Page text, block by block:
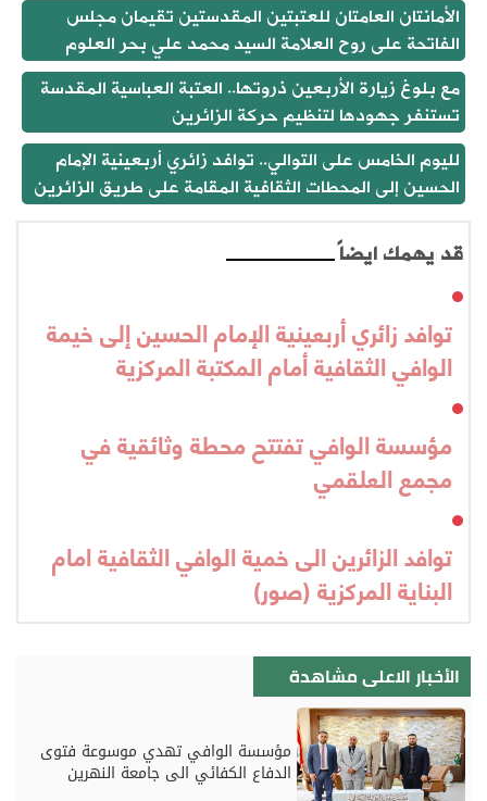
الأمانتان العامتان للعتبتين المقدستين تقيمان مجلس
الفاتحة على روح العلامة السيد محمد علي بحر العلوم
مع بلوغ زيارة الأربعين ذروتها.. العتبة العباسية المقدسة
تستنفر جهودها لتنظيم حركة الزائرين
لليوم الخامس على التوالي.. توافد زائري أربعينية الإمام
الحسين إلى المحطات الثقافية المقامة على طريق الزائرين
قد يهمك ايضاً
توافد زائري أربعينية الإمام الحسين إلى خيمة
الوافي الثقافية أمام المكتبة المركزية
مؤسسة الوافي تفتتح محطة وثائقية في
مجمع العلقمي
توافد الزائرين الى خمية الوافي الثقافية امام
البناية المركزية (صور)
الأخبار الاعلى مشاهدة
مؤسسة الوافي تهدي موسوعة فتوى
الدفاع الكفائي الى جامعة النهرين